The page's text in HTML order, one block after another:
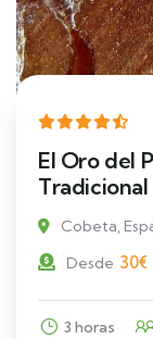
De
Nocturna
Desde